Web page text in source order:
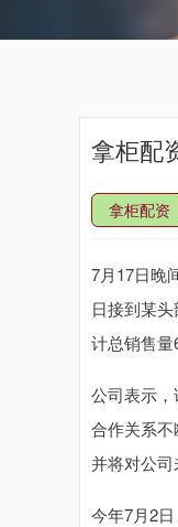
拿柜配
拿柜配资
7月17日晚
日接到某
计总销售量
公司表示
合作关系
并将对公司
今年7月2